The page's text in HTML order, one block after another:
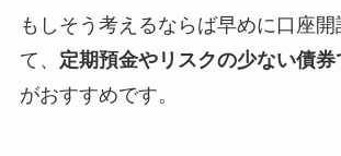
もしそう考えるならば早めに口座
て、 定期預金やリスクの少ない債券
がおすすめです。